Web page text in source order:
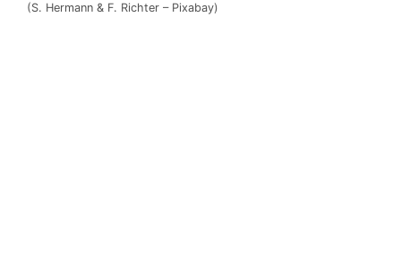
(S. Hermann & F. Richter – Pixabay)